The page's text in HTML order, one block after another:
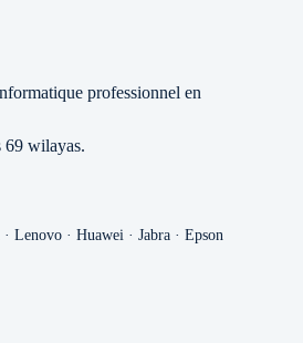
professionnel en
69 wilayas.
Lenovo · Huawei · Jabra · Epson